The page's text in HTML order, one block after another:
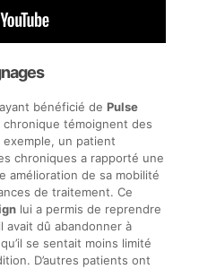
bénéficié de Pulse
témoignent des
un patient
chroniques a rapporté une
amélioration de sa mobilité
de traitement. Ce
lui a permis de reprendre
avait dû abandonner à
se sentait moins limité
D’autres patients ont